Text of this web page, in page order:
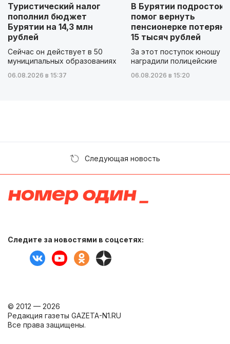
Туристический налог
пополнил бюджет
Бурятии на 14,3 млн
рублей
Сейчас он действует в 50
муниципальных образованиях
06.08.2026 в 15:37
В Бурятии подросток
помог вернуть
пенсионерке
15 тысяч рублей
За этот поступок юношу
наградили полицейские
06.08.2026 в 15:20
Следующая новость
Следите за новостями в соцсетях:
© 2012 — 2026
Редакция газеты GAZETA-N1.RU
Все права защищены.